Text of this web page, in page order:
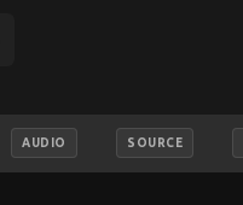
AUDIO SOURCE